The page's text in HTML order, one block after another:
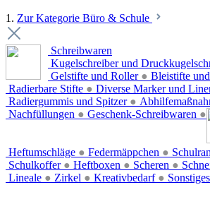
1. Zur Kategorie Büro & Schule
Schreibwaren
Kugelschreiber und
Gelstifte und Roller ● Bleistifte
Radierbare Stifte ● Diverse Marker und
Radiergummis und Spitzer ●
Nachfüllungen ● Geschenk-Schreibwaren ●
Heftumschläge ● Federmäppchen ●
Schulkoffer ● Heftboxen ● Scheren ●
Lineale ● Zirkel ● Kreativbedarf ● Sonstiges